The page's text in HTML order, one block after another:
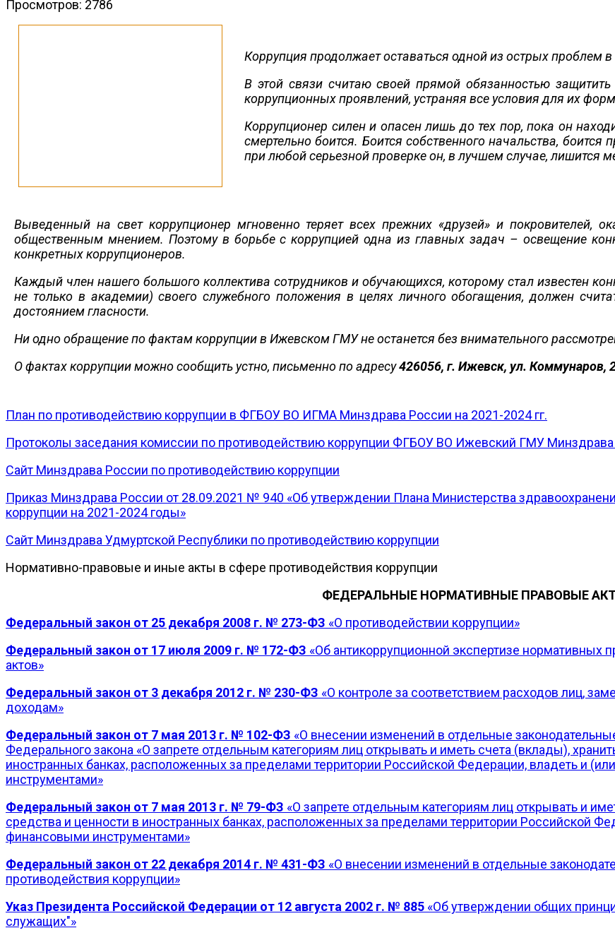
Просмотров: 2786
Коррупция продолжает оставаться одной из острых проблем
В этой связи считаю своей прямой обязанностью
коррупционных проявлений, устраняя все условия для их
Коррупционер силен и опасен лишь до тех пор, пока он
смертельно боится. Боится собственного начальства,
при любой серьезной проверке он, в лучшем случае, лишится
Выведенный на свет коррупционер мгновенно теряет всех прежних «друзей» и покровителей,
общественным мнением. Поэтому в борьбе с коррупцией одна из главных задач – освещение
конкретных коррупционеров.
Каждый член нашего большого коллектива сотрудников и обучающихся, которому стал известен
не только в академии) своего служебного положения в целях личного обогащения, должен
достоянием гласности.
Ни одно обращение по фактам коррупции в Ижевском ГМУ не останется без внимательного
О фактах коррупции можно сообщить устно, письменно по адресу426056, г. Ижевск, ул. Коммунаров,
План по противодействию коррупции в ФГБОУ ВО ИГМА Минздрава России на 2021-2024 гг.
Протоколы заседания комиссии по противодействию коррупции ФГБОУ ВО Ижевский ГМУ
Сайт Минздрава России по противодействию коррупции
Приказ Минздрава России от 28.09.2021 № 940 «Об утверждении Плана Министерства
коррупции на 2021-2024 годы»
Сайт Минздрава Удмуртской Республики по противодействию коррупции
Нормативно-правовые и иные акты в сфере противодействия коррупции
ФЕДЕРАЛЬНЫЕ НОРМАТИВНЫЕ ПРАВОВЫЕ
Федеральный закон от 25 декабря 2008 г. № 273-ФЗ «О противодействии коррупции»
Федеральный закон от 17 июля 2009 г. № 172-ФЗ «Об антикоррупционной экспертизе нормативных
актов»
Федеральный закон от 3 декабря 2012 г. № 230-ФЗ «О контроле за соответствием расходов лиц,
доходам»
Федеральный закон от 7 мая 2013 г. № 102-ФЗ «О внесении изменений в отдельные
Федерального закона «О запрете отдельным категориям лиц открывать и иметь счета (вклады),
иностранных банках, расположенных за пределами территории Российской Федерации, владеть и
инструментами»
Федеральный закон от 7 мая 2013 г. № 79-ФЗ «О запрете отдельным категориям лиц открывать и
средства и ценности в иностранных банках, расположенных за пределами территории Российской
финансовыми инструментами»
Федеральный закон от 22 декабря 2014 г. № 431-ФЗ «О внесении изменений в отдельные
противодействия коррупции»
Указ Президента Российской Федерации от 12 августа 2002 г. № 885 «Об утверждении общих
служащих"»